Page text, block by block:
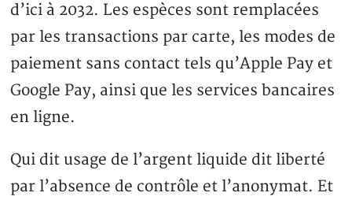
d’ici à 2032. Les espèces sont remplacées
par les transactions par carte, les modes de
paiement sans contact tels qu’Apple Pay et
Google Pay, ainsi que les services bancaires
en ligne.
Qui dit usage de l’argent liquide dit liberté
par l’absence de contrôle et l’anonymat. Et